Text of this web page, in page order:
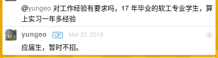
@yungeo 对工作经验有要求吗，17 年毕业的软工专业学生，算
上实习一年多经验
6
yungeo OP Mar 22, 2018
应届生，暂时不招。